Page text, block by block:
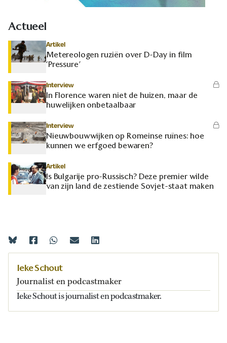
Actueel
Artikel
Metereologen ruziën over D-Day in film
‘Pressure’
Interview
In Florence waren niet de huizen, maar de
huwelijken onbetaalbaar
Interview
Nieuwbouwwijken op Romeinse ruïnes: hoe
kunnen we erfgoed bewaren?
Artikel
Is Bulgarije pro-Russisch? Deze premier wilde
van zijn land de zestiende Sovjet-staat maken
Ieke Schout
Journalist en podcastmaker
Ieke Schout is journalist en podcastmaker.